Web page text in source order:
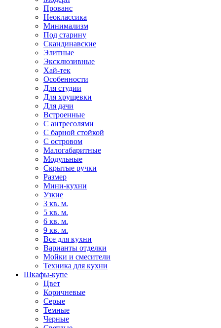
Прованс
Неоклассика
Минимализм
Под старину
Скандинавские
Элитные
Эксклюзивные
Хай-тек
Особенности
Для студии
Для хрущевки
Для дачи
Встроенные
С антресолями
С барной стойкой
С островом
Малогабаритные
Модульные
Скрытые ручки
Размер
Мини-кухни
Узкие
3 кв. м.
5 кв. м.
6 кв. м.
9 кв. м.
Все для кухни
Варианты отделки
Мойки и смесители
Техника для кухни
Шкафы-купе
Цвет
Коричневые
Серые
Темные
Черные